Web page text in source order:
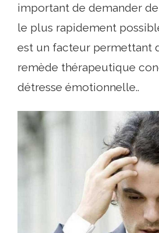
important de demander
le plus rapidement
est un facteur permettant
remède thérapeutique
détresse émotionnelle..